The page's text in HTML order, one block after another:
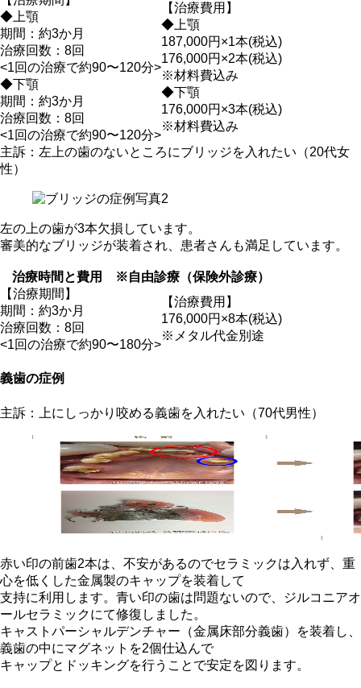
◆上顎
期間：約3か月
治療回数：8回
<1回の治療で約90〜120分>
◆下顎
期間：約3か月
治療回数：8回
<1回の治療で約90〜120分>
【治療費用】
◆上顎
187,000円×1本(税込)
176,000円×2本(税込)
※材料費込み
◆下顎
176,000円×3本(税込)
※材料費込み
主訴：左上の歯のないところにブリッジを入れたい（20代女
性）
左の上の歯が3本欠損しています。
審美的なブリッジが装着され、患者さんも満足しています。
治療時間と費用 ※自由診療（保険外診療）
【治療期間】
期間：約3か月
治療回数：8回
<1回の治療で約90〜180分>
【治療費用】
176,000円×8本(税込)
※メタル代金別途
義歯の症例
主訴：上にしっかり咬める義歯を入れたい（70代男性）
赤い印の前歯2本は、不安があるのでセラミックは入れず、重
心を低くした金属製のキャップを装着して
支持に利用します。青い印の歯は問題ないので、ジルコニアオ
ールセラミックにて修復しました。
キャストパーシャルデンチャー（金属床部分義歯）を装着し、
義歯の中にマグネットを2個仕込んで
キャップとドッキングを行うことで安定を図ります。